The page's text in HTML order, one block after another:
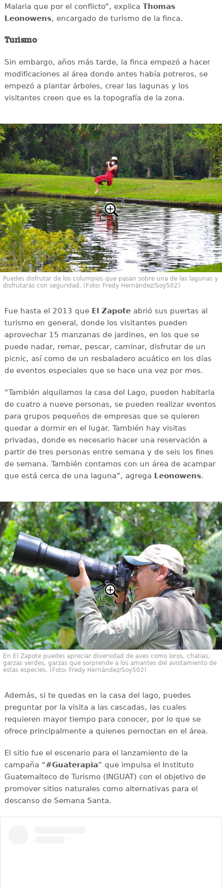
Malaria que por el conflicto”, explica Thomas
Leonowens, encargado de turismo de la finca.
Turismo
Sin embargo, años más tarde, la finca empezó a hacer
modificaciones al área donde antes había potreros, se
empezó a plantar árboles, crear las lagunas y los
visitantes creen que es la topografía de la zona.
Puedes disfrutar de los columpios que pasan sobre una de las lagunas y
disfrutarás con seguridad. (Foto: Fredy Hernández/Soy502)
Fue hasta el 2013 que El Zapoteabrió sus puertas al
turismo en general, donde los visitantes pueden
aprovechar 15 manzanas de jardines, en los que se
puede nadar, remar, pescar, caminar, disfrutar de un
picnic, así como de un resbaladero acuático en los días
de eventos especiales que se hace una vez por mes.
“También alquilamos la casa del Lago, pueden habitarla
de cuatro a nueve personas, se pueden realizar eventos
para grupos pequeños de empresas que se quieren
quedar a dormir en el lugar. También hay visitas
privadas, donde es necesario hacer una reservación a
partir de tres personas entre semana y de seis los fines
de semana. También contamos con un área de acampar
que está cerca de una laguna”, agrega Leonowens.
En El Zapote puedes apreciar diversidad de aves como loros, chatias,
garzas verdes, garzas que sorprende a los amantes del avistamiento de
estas especies. (Foto: Fredy Hernández/Soy502)
Además, si te quedas en la casa del lago, puedes
preguntar por la visita a las cascadas, las cuales
requieren mayor tiempo para conocer, por lo que se
ofrece principalmente a quienes pernoctan en el área.
El sitio fue el escenario para el lanzamiento de la
campaña “#Guaterapia” que impulsa el Instituto
Guatemalteco de Turismo (INGUAT) con el objetivo de
promover sitios naturales como alternativas para el
descanso de Semana Santa.